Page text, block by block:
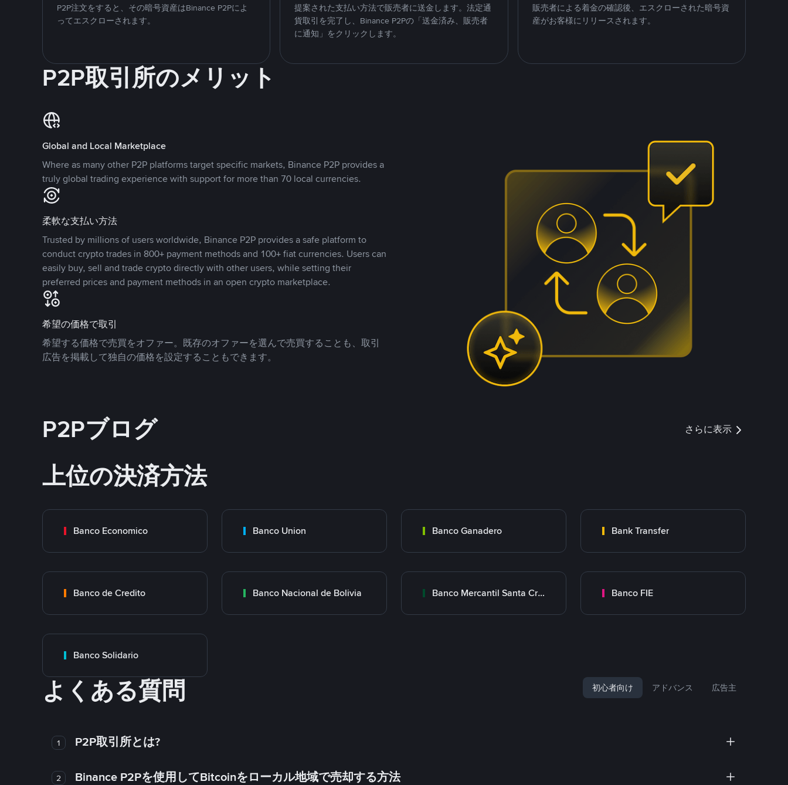
P2P注文をすると、その暗号資産はBinance P2Pによ
ってエスクローされます。
提案された支払い方法で販売者に送金します。法定通
貨取引を完了し、Binance P2Pの「送金済み、販売者
に通知」をクリックします。
販売者による着金の確認後、エスクローされた暗号資
産がお客様にリリースされます。
P2P取引所のメリット
Global and Local Marketplace
Where as many other P2P platforms target specific markets, Binance P2P provides a
truly global trading experience with support for more than 70 local currencies.
柔軟な支払い方法
Trusted by millions of users worldwide, Binance P2P provides a safe platform to
conduct crypto trades in 800+ payment methods and 100+ fiat currencies. Users can
easily buy, sell and trade crypto directly with other users, while setting their
preferred prices and payment methods in an open crypto marketplace.
希望の価格で取引
希望する価格で売買をオファー。既存のオファーを選んで売買することも、取引
広告を掲載して独自の価格を設定することもできます。
P2Pブログ さらに表示
上位の決済方法
Banco Economico Banco Union Banco Ganadero Bank Transfer
Banco de Credito Banco Nacional de Bolivia Banco Mercantil Santa Cruz Banco FIE
Banco Solidario
よくある質問 初心者向け アドバンス 広告主
1 P2P取引所とは?
2 Binance P2Pを使用してBitcoinをローカル地域で売却する方法